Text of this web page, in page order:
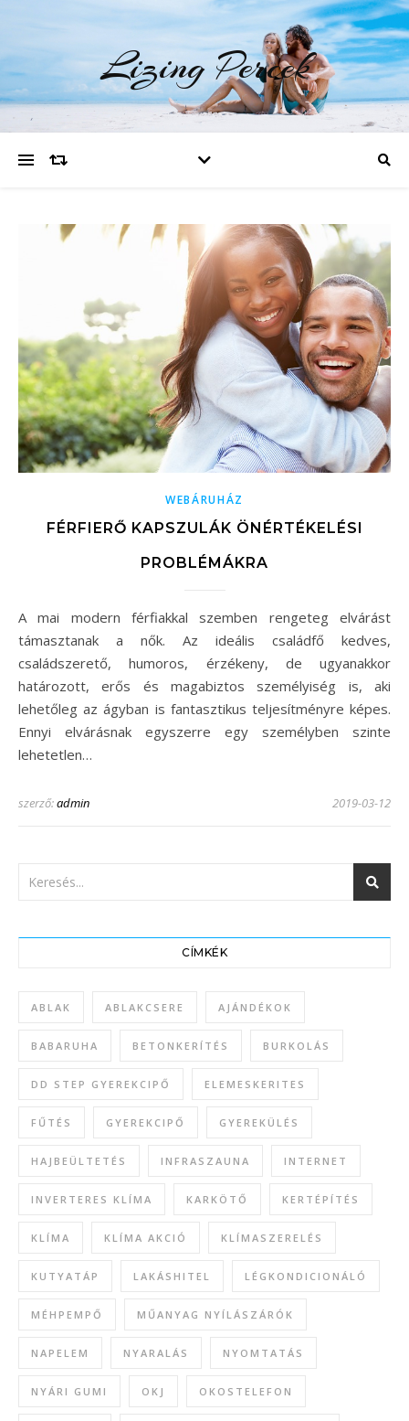
Lizing Percek
WEBÁRUHÁZ
FÉRFIERŐ KAPSZULÁK ÖNÉRTÉKELÉSI
PROBLÉMÁKRA
A mai modern férfiakkal szemben rengeteg elvárást
támasztanak a nők. Az ideális családfő kedves,
családszerető, humoros, érzékeny, de ugyanakkor
határozott, erős és magabiztos személyiség is, aki
lehetőleg az ágyban is fantasztikus teljesítményre képes.
Ennyi elvárásnak egyszerre egy személyben szinte
lehetetlen…
szerző:admin 2019-03-12
CÍMKÉK
ABLAK ABLAKCSERE AJÁNDÉKOK
BABARUHA BETONKERÍTÉS BURKOLÁS
DD STEP GYEREKCIPŐ ELEMESKERITES
FŰTÉS GYEREKCIPŐ GYEREKÜLÉS
HAJBEÜLTETÉS INFRASZAUNA INTERNET
INVERTERES KLÍMA KARKÖTŐ KERTÉPÍTÉS
KLÍMA KLÍMA AKCIÓ KLÍMASZERELÉS
KUTYATÁP LAKÁSHITEL LÉGKONDICIONÁLÓ
MÉHPEMPŐ MŰANYAG NYÍLÁSZÁRÓK
NAPELEM NYARALÁS NYOMTATÁS
NYÁRI GUMI OKJ OKOSTELEFON